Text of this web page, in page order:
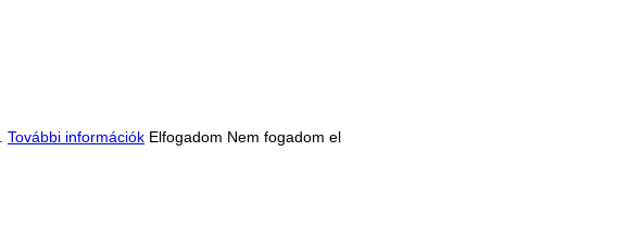
További információk Elfogadom Nem fogadom el